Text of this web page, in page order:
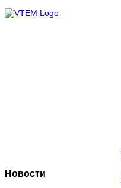
Новости